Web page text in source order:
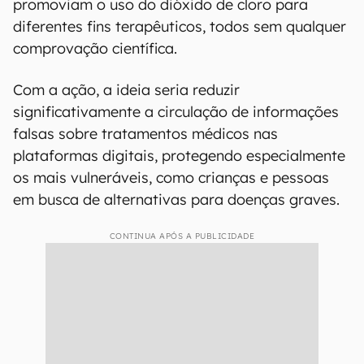
promoviam o uso do dióxido de cloro para
diferentes fins terapêuticos, todos sem qualquer
comprovação científica.
Com a ação, a ideia seria reduzir
significativamente a circulação de informações
falsas sobre tratamentos médicos nas
plataformas digitais, protegendo especialmente
os mais vulneráveis, como crianças e pessoas
em busca de alternativas para doenças graves.
CONTINUA APÓS A PUBLICIDADE